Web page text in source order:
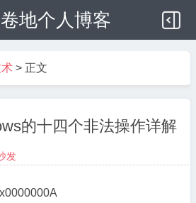
地个人博客
> 正文
的十四个非法操作详解
发